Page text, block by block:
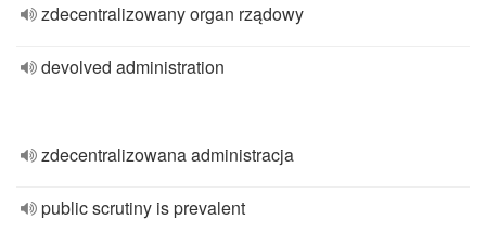
zdecentralizowany organ rządowy
devolved administration
zdecentralizowana administracja
public scrutiny is prevalent